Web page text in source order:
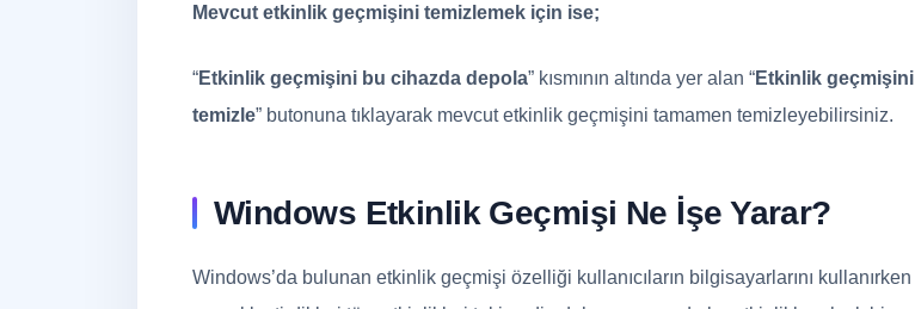
Mevcut etkinlik geçmişini temizlemek için ise;
“Etkinlik geçmişini bu cihazda depola” kısmının altında yer alan “Etkinlik geçmişini
temizle” butonuna tıklayarak mevcut etkinlik geçmişini tamamen temizleyebilirsiniz.
Windows Etkinlik Geçmişi Ne İşe Yarar?
Windows’da bulunan etkinlik geçmişi özelliği kullanıcıların bilgisayarlarını kullanırken